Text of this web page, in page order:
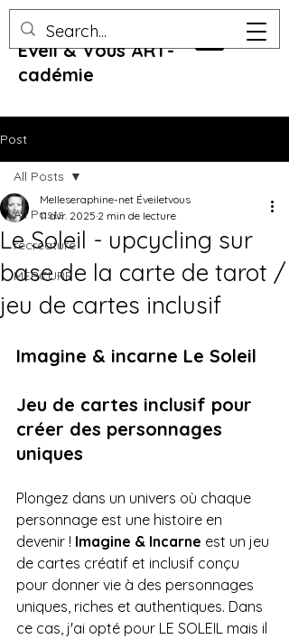
Eveil & Vous ART-
cadémie
Post
All Posts
recreature
MERCURE
All Posts
Le Soleil - upcycling sur
base de la carte de tarot /
jeu de cartes inclusif
Melleseraphine-net Éveiletvous
11 avr. 2025 2 min de lecture
Imagine & incarne Le Soleil
Jeu de cartes inclusif pour
créer des personnages
uniques
Plongez dans un univers où chaque
personnage est une histoire en
devenir ! Imagine & Incarne est un jeu
de cartes créatif et inclusif conçu
pour donner vie à des personnages
uniques, riches et authentiques. Dans
ce cas, j'ai opté pour LE SOLEIL mais il